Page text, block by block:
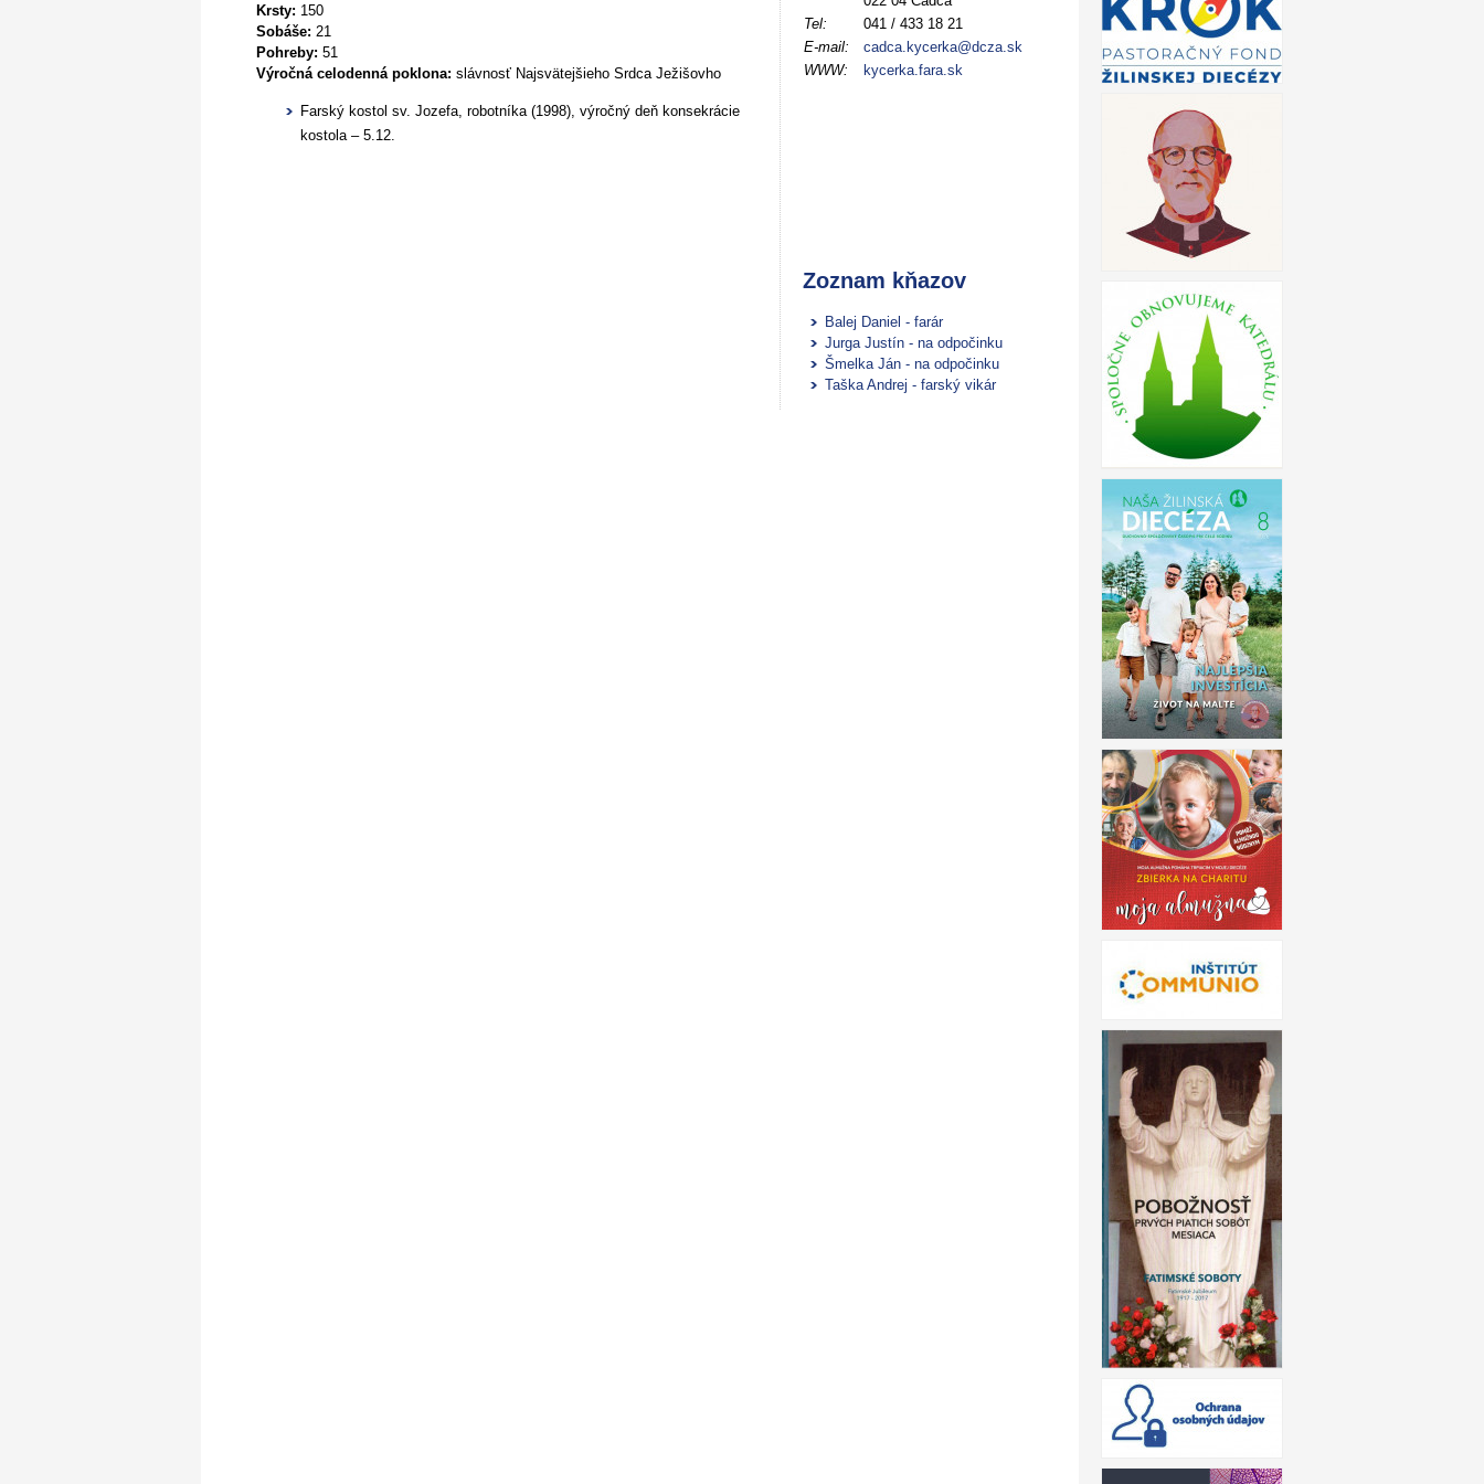
Tel:
041 / 433 18 21
E-mail:
cadca.kycerka@dcza.sk
WWW:
kycerka.fara.sk
Zoznam kňazov
Balej Daniel - farár
Jurga Justín - na odpočinku
Šmelka Ján - na odpočinku
Taška Andrej - farský vikár
Krsty: 150
Sobáše: 21
Pohreby: 51
Výročná celodenná poklona: slávnosť Najsvätejšieho Srdca Ježišovho
Farský kostol sv. Jozefa, robotníka (1998), výročný deň konsekrácie
kostola – 5.12.